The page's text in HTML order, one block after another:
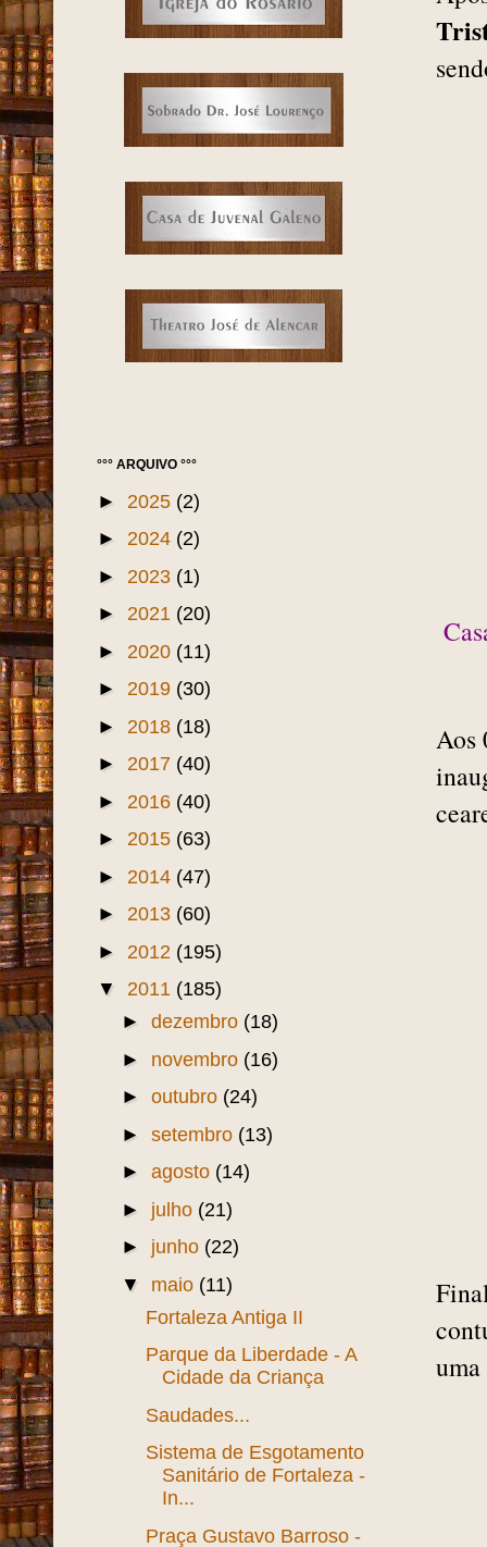
Aos
°°° ARQUIVO °°°
► 2025 (2)
► 2024 (2)
► 2023 (1)
► 2021 (20)
► 2020 (11)
► 2019 (30)
► 2018 (18)
► 2017 (40)
► 2016 (40)
► 2015 (63)
► 2014 (47)
► 2013 (60)
► 2012 (195)
▼ 2011 (185)
► dezembro (18)
► novembro (16)
► outubro (24)
► setembro (13)
► agosto (14)
► julho (21)
► junho (22)
▼ maio (11)
Fortaleza Antiga II
Parque da Liberdade - A
Cidade da Criança
Saudades...
Sistema de Esgotamento
Sanitário de Fortaleza -
In...
Praça Gustavo Barroso -